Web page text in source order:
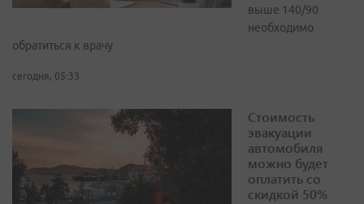
выше 140/90
необходимо
обратиться к врачу
сегодня, 05:33
Стоимость
эвакуации
автомобиля
можно будет
оплатить со
скидкой 50%